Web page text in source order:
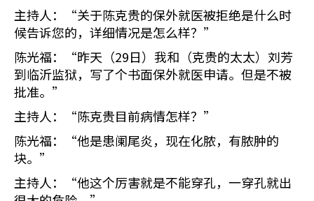
主持人：“关于陈克贵的保外就医被拒绝是什么时
候告诉您的，详细情况是怎么样？”
陈光福：“昨天（29日）我和（克贵的太太）刘芳
到临沂监狱，写了个书面保外就医申请。但是不被
批准。”
主持人：“陈克贵目前病情怎样？”
陈光福：“他是患阑尾炎，现在化脓，有脓肿的
块。”
主持人：“他这个厉害就是不能穿孔，一穿孔就出